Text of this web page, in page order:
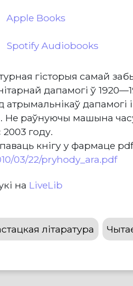
Apple Books
Spotify Audiobooks
гісторыя самай
дапамогі ў
атрымальнікаў
Не раўнуючы машына
2003 году.
кнігу у фармаце
03/22/pryhody_ara.pdf
на LiveLib
літаратура